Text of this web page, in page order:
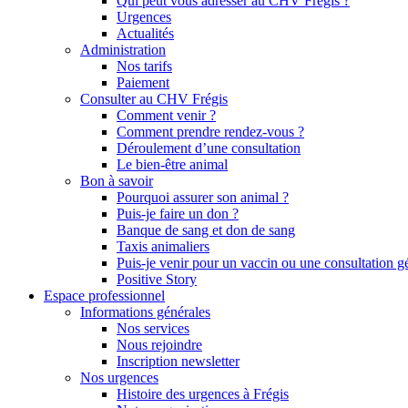
Urgences
Actualités
Administration
Nos tarifs
Paiement
Consulter au CHV Frégis
Comment venir ?
Comment prendre rendez-vous ?
Déroulement d’une consultation
Le bien-être animal
Bon à savoir
Pourquoi assurer son animal ?
Puis-je faire un don ?
Banque de sang et don de sang
Taxis animaliers
Puis-je venir pour un vaccin ou une consultation
Positive Story
Espace professionnel
Informations générales
Nos services
Nous rejoindre
Inscription newsletter
Nos urgences
Histoire des urgences à Frégis